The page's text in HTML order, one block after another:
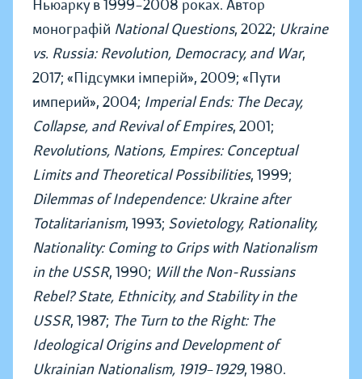
Ньюарку в 1999–2008 роках. Автор
монографій National Questions, 2022; Ukraine
vs. Russia: Revolution, Democracy, and War,
2017; «Підсумки імперій», 2009; «Пути
империй», 2004; Imperial Ends: The Decay,
Collapse, and Revival of Empires, 2001;
Revolutions, Nations, Empires: Conceptual
Limits and Theoretical Possibilities, 1999;
Dilemmas of Independence: Ukraine after
Totalitarianism, 1993; Sovietology, Rationality,
Nationality: Coming to Grips with Nationalism
in the USSR, 1990; Will the Non-Russians
Rebel? State, Ethnicity, and Stability in the
USSR, 1987; The Turn to the Right: The
Ideological Origins and Development of
Ukrainian Nationalism, 1919–1929, 1980.